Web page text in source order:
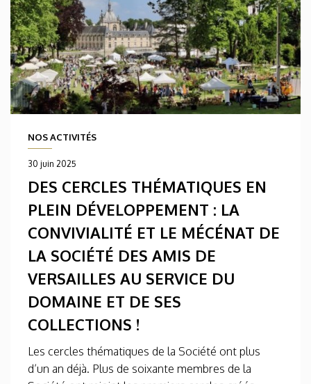
NOS ACTIVITÉS
30 juin 2025
DES CERCLES THÉMATIQUES EN
PLEIN DÉVELOPPEMENT : LA
CONVIVIALITÉ ET LE MÉCÉNAT DE
LA SOCIÉTÉ DES AMIS DE
VERSAILLES AU SERVICE DU
DOMAINE ET DE SES
COLLECTIONS !
Les cercles thématiques de la Société ont plus
d’un an déjà. Plus de soixante membres de la